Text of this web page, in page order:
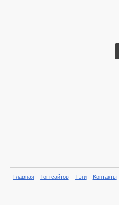
Главная Топ сайтов Тэги Контакты